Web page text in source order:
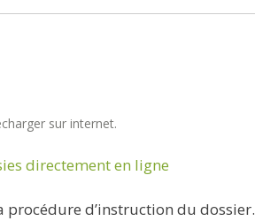
sur internet.
directement en ligne
d’instruction du dossier.